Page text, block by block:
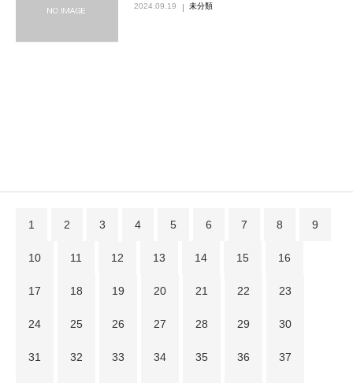
2024.09.19 未分類
1 2 3 4 5 6 7 8 9
10 11 12 13 14 15 16
17 18 19 20 21 22 23
24 25 26 27 28 29 30
31 32 33 34 35 36 37